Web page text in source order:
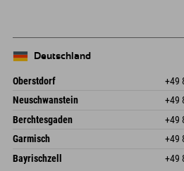
Deutschland
Oberstdorf +49
An der Breitach 3
Deutschland
Neuschwanstein +49
An der Riese 45
87484 Nesselwang im Allgäu
Deutschland
Berchtesgaden +49
Hofreitstr. 7
Deutschland
Garmisch +49
Frickenstraße 22
82490 Farchant
Bayrischzell +49